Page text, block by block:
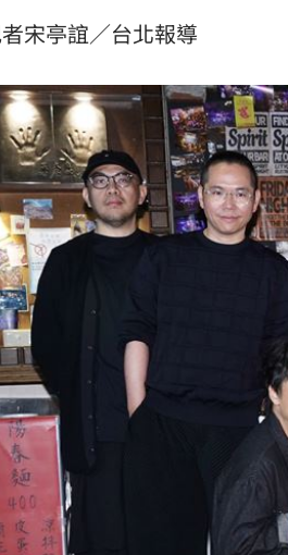
iNEWS新聞台線上直播
混蛋號召粉絲跨海追星吃美食！
宋亭誼／台北報導